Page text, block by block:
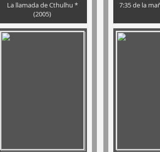
La llamada de Cthulhu *
(2005)
7:35 de la